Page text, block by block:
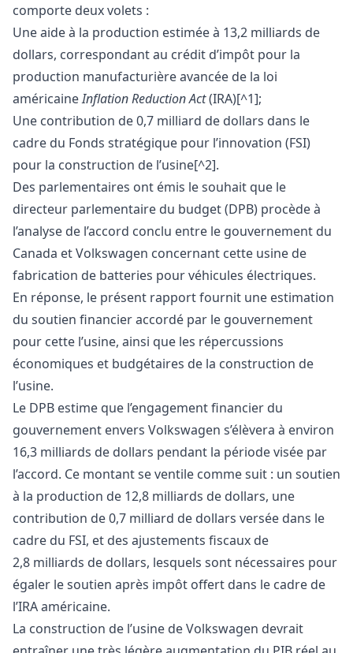
comporte deux volets :
Une aide à la production estimée à 13,2 milliards de
dollars, correspondant au crédit d’impôt pour la
production manufacturière avancée de la loi
américaineInflation Reduction Act(IRA)[^1];
Une contribution de 0,7 milliard de dollars dans le
cadre du Fonds stratégique pour l’innovation (FSI)
pour la construction de l’usine[^2].
Des parlementaires ont émis le souhait que le
directeur parlementaire du budget (DPB) procède à
l’analyse de l’accord conclu entre le gouvernement du
Canada et Volkswagen concernant cette usine de
fabrication de batteries pour véhicules électriques.
En réponse, le présent rapport fournit une estimation
du soutien financier accordé par le gouvernement
pour cette l’usine, ainsi que les répercussions
économiques et budgétaires de la construction de
l’usine.
Le DPB estime que l’engagement financier du
gouvernement envers Volkswagen s’élèvera à environ
16,3 milliards de dollars pendant la période visée par
l’accord. Ce montant se ventile comme suit : un soutien
à la production de 12,8 milliards de dollars, une
contribution de 0,7 milliard de dollars versée dans le
cadre du FSI, et des ajustements fiscaux de
2,8 milliards de dollars, lesquels sont nécessaires pour
égaler le soutien après impôt offert dans le cadre de
l’IRA américaine.
La construction de l’usine de Volkswagen devrait